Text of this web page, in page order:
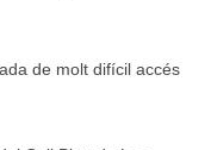
de molt difícil accés